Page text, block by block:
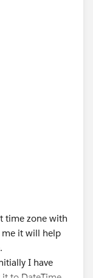
time zone with
me it will help
I have